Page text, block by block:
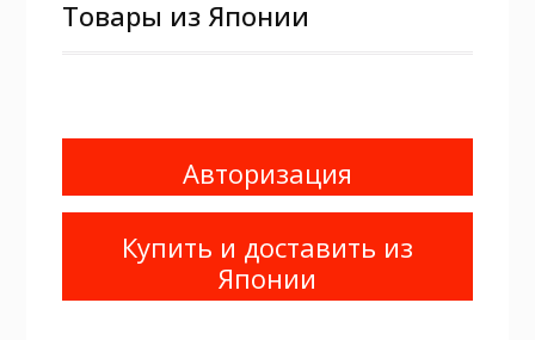
Товары из Японии
Авторизация
Купить и доставить из
Японии